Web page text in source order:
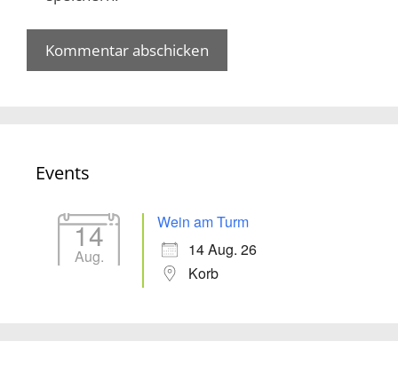
Events
14
Aug.
Wein am Turm
14 Aug. 26
Korb